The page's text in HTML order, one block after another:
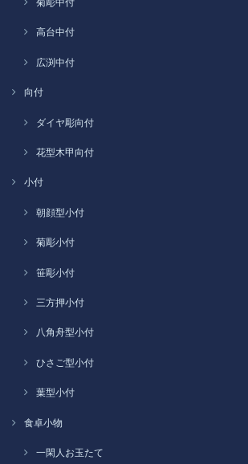
高台中付
広渕中付
向付
ダイヤ彫向付
花型木甲向付
小付
朝顔型小付
菊彫小付
笹彫小付
三方押小付
八角舟型小付
ひさご型小付
葉型小付
食卓小物
一閑人お玉たて